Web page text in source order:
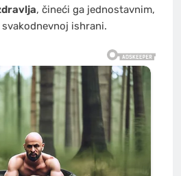
, čineći ga jednostavnim,
ishrani.